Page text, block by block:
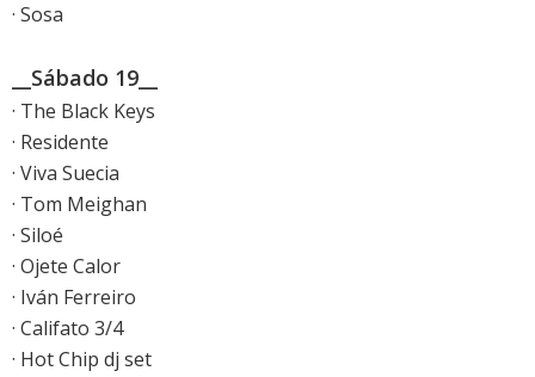
· Sosa
__Sábado 19__
· The Black Keys
· Residente
· Viva Suecia
· Tom Meighan
· Siloé
· Ojete Calor
· Iván Ferreiro
· Califato 3/4
· Hot Chip dj set